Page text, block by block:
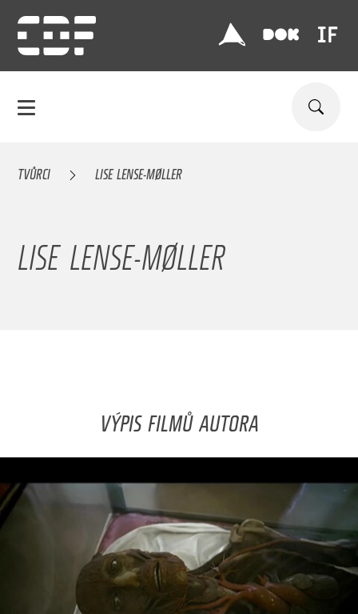
TVŮRCI LISE LENSE-MØLLER
LISE LENSE-MØLLER
VÝPIS FILMŮ AUTORA